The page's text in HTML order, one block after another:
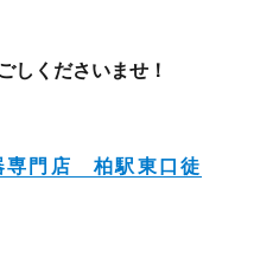
しくださいませ！
専門店 柏駅東口徒